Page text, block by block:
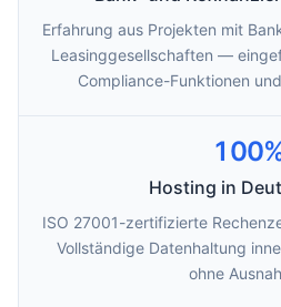
Erfahrung aus Projekten mit
Leasinggesellschaften —
Compliance-Funktionen
Hosting in
ISO 27001-zertifizierte
Vollständige Datenhaltung
ohne